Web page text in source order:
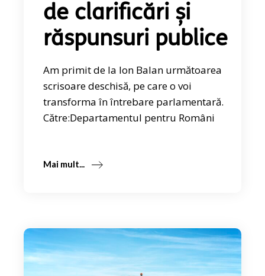
de clarificări și
răspunsuri publice
Am primit de la Ion Balan următoarea
scrisoare deschisă, pe care o voi
transforma în întrebare parlamentară.
Către:Departamentul pentru Români
Mai mult...